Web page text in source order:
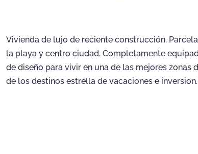
Vivienda de lujo de reciente construcción.
la playa y centro ciudad. Completamente
de diseño para vivir en una de las mejores zonas
de los destinos estrella de vacaciones e inversion.